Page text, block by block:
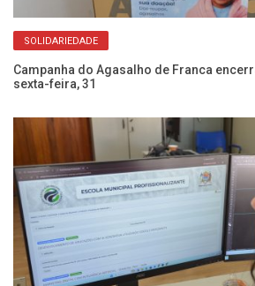
SOLIDARIEDADE
Campanha do Agasalho de Franca
sexta-feira, 31